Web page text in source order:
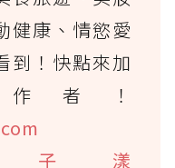
健康、情慾愛
到！快點來加
者！
子漾